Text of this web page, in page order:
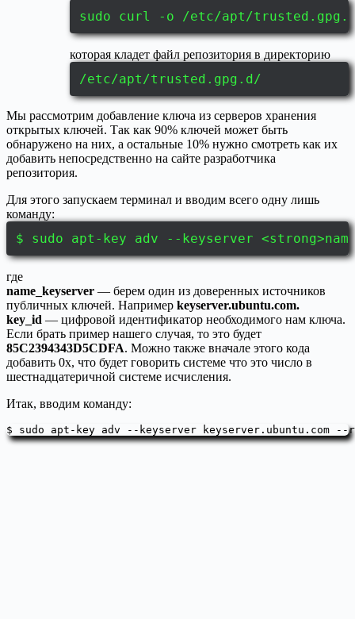
sudo curl -o /etc/apt/trusted.gpg.d/
которая кладет файл репозитория в директорию
/etc/apt/trusted.gpg.d/
Мы рассмотрим добавление ключа из серверов хранения
открытых ключей. Так как 90% ключей может быть
обнаружено на них, а остальные 10% нужно смотреть как их
добавить непосредственно на сайте разработчика
репозитория.
Для этого запускаем терминал и вводим всего одну лишь
команду:
$ sudo apt-key adv --keyserver
где
name_keyserver — берем один из доверенных источников
публичных ключей. Например keyserver.ubuntu.com.
key_id — цифровой идентификатор необходимого нам ключа.
Если брать пример нашего случая, то это будет
85C2394343D5CDFA. Можно также вначале этого кода
добавить 0x, что будет говорить системе что это число в
шестнадцатеричной системе исчисления.
Итак, вводим команду:
$ sudo apt-key adv --keyserver keyserver.ubuntu.com --